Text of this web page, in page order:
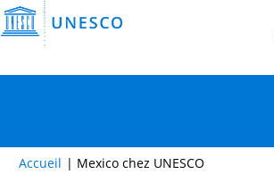
Accueil | Mexico chez UNESCO